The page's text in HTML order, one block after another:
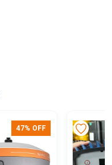
47% OFF